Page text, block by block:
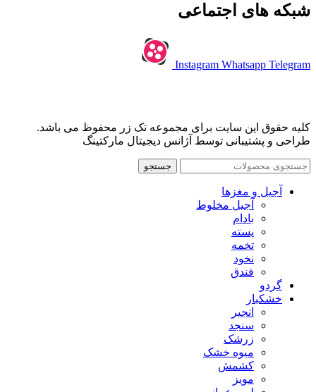
شبکه های اجتماعی
Instagram Whatsapp Telegram
کلیه حقوق این سایت برای مجموعه تک زر محفوظ می باشد.
طراحی و پشتیبانی توسط آژانس دیجیتال مارکتینگ
جستجو
آجیل و مغزها
آجیل مخلوط
بادام
پسته
تخمه
نخود
فندق
گردو
خشکبار
انجیر
سنجد
زرشک
میوه خشک
کشمش
مویز